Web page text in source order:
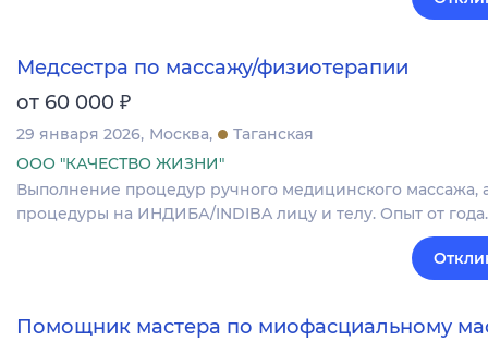
Медсестра по массажу/физиотерапии
от 60 000 ₽
29 января 2026 Москва
Таганская
ООО "КАЧЕСТВО ЖИЗНИ"
Выполнение процедур ручного медицинского массажа,
процедуры на ИНДИБА/INDIBA лицу и телу. Опыт от
Помощник мастера по миофасциальному